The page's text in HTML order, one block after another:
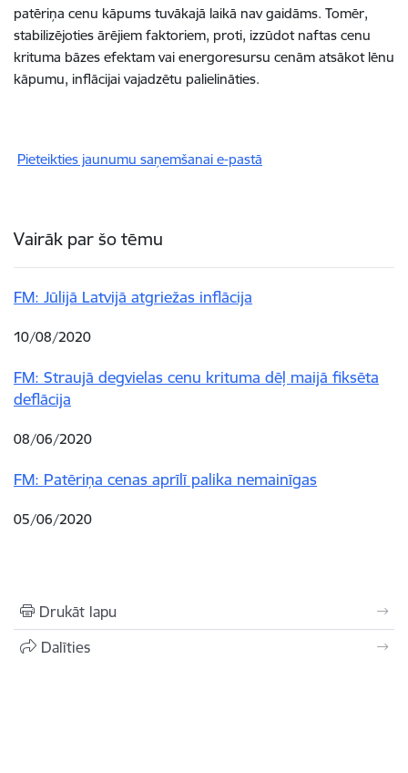
patēriņa cenu kāpums tuvākajā laikā nav gaidāms. Tomēr,
stabilizējoties ārējiem faktoriem, proti, izzūdot naftas cenu
krituma bāzes efektam vai energoresursu cenām atsākot lēnu
kāpumu, inflācijai vajadzētu palielināties.
Pieteikties jaunumu saņemšanai e-pastā
Vairāk par šo tēmu
FM: Jūlijā Latvijā atgriežas inflācija
10/08/2020
FM: Straujā degvielas cenu krituma dēļ maijā fiksēta
deflācija
08/06/2020
FM: Patēriņa cenas aprīlī palika nemainīgas
05/06/2020
Drukāt lapu
Dalīties